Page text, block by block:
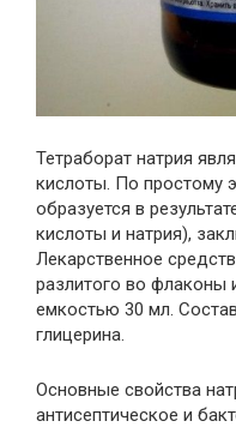
Тетраборат натрия
кислоты. По простому
образуется в
кислоты и натрия),
Лекарственное
разлитого во флаконы
емкостью 30 мл.
глицерина.
Основные свойства
антисептическое и